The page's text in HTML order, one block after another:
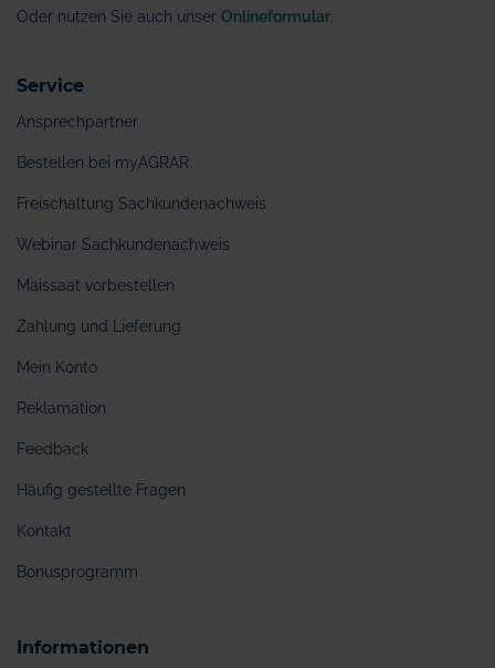
Oder nutzen Sie auch unser Onlineformular
Service
Ansprechpartner
Bestellen bei myAGRAR
Freischaltung Sachkundenachweis
Webinar Sachkundenachweis
Maissaat vorbestellen
Zahlung und Lieferung
Mein Konto
Reklamation
Feedback
Häufig gestellte Fragen
Kontakt
Bonusprogramm
Informationen